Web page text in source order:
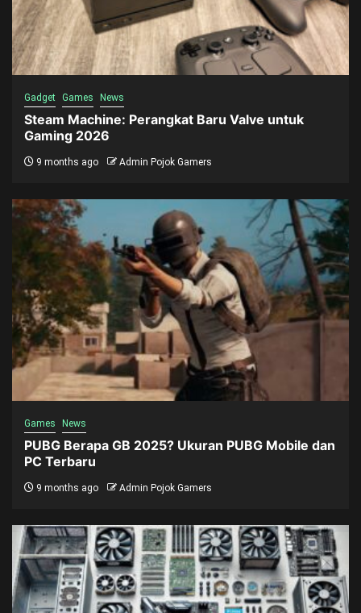
Gadget Games News
Steam Machine: Perangkat Baru Valve untuk
Gaming 2026
9 months ago Admin Pojok Gamers
Games News
PUBG Berapa GB 2025? Ukuran PUBG Mobile dan
PC Terbaru
9 months ago Admin Pojok Gamers